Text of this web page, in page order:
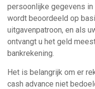
persoonlijke gegevens
wordt beoordeeld op
uitgavenpatroon, en als
ontvangt u het geld
bankrekening.
Het is belangrijk om er
cash advance niet